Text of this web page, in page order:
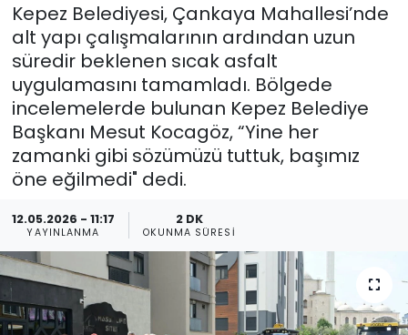
Kepez Belediyesi, Çankaya Mahallesi’nde
alt yapı çalışmalarının ardından uzun
süredir beklenen sıcak asfalt
uygulamasını tamamladı. Bölgede
incelemelerde bulunan Kepez Belediye
Başkanı Mesut Kocagöz, “Yine her
zamanki gibi sözümüzü tuttuk, başımız
öne eğilmedi" dedi.
12.05.2026 - 11:17
YAYINLANMA
2 DK
OKUNMA SÜRESI
Eğitim
Kültür-sanat
Sağlık
Spor
Teknoloji
Resmi İlanlar
Kültür-sanat
Sağlık
Spor
Teknoloji
Yaşam
Künye
Gizlilik Sözleşmesi
Son Dakika Haberleri
Haber Arşivi